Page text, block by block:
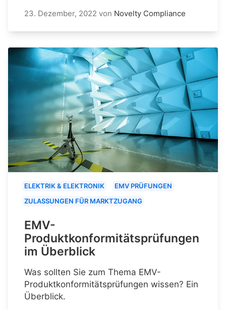
23. Dezember, 2022 von Novelty Compliance
ELEKTRIK & ELEKTRONIK
EMV PRÜFUNGEN
ZULASSUNGEN FÜR MARKTZUGANG
EMV-
Produktkonformitätsprüfungen
im Überblick
Was sollten Sie zum Thema EMV-
Produktkonformitätsprüfungen wissen? Ein
Überblick.